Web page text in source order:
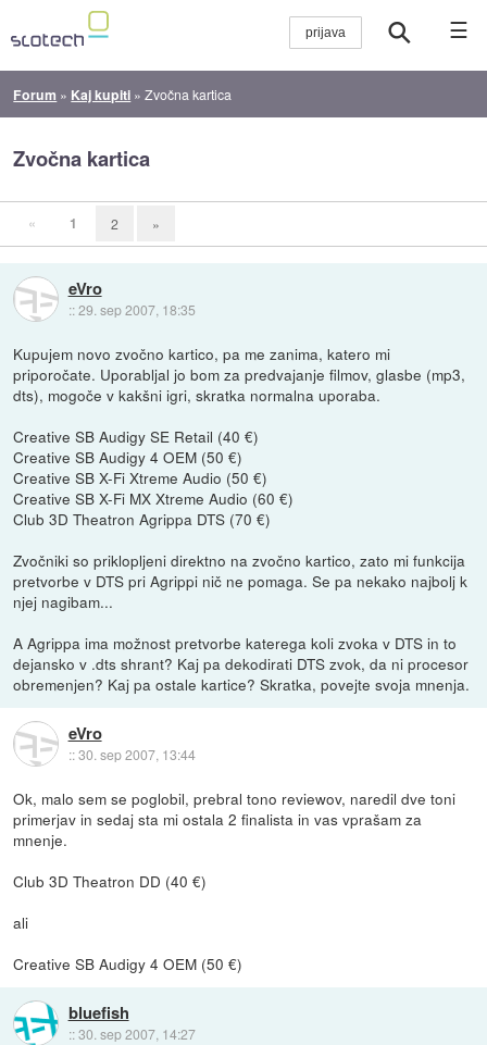
☰
Forum » Kaj kupiti »Zvočna kartica
Zvočna kartica
« 1 2 »
eVro
::29. sep 2007, 18:35
Kupujem novo zvočno kartico, pa me zanima, katero mi
priporočate. Uporabljal jo bom za predvajanje filmov, glasbe (mp3,
dts), mogoče v kakšni igri, skratka normalna uporaba.
Creative SB Audigy SE Retail (40 €)
Creative SB Audigy 4 OEM (50 €)
Creative SB X-Fi Xtreme Audio (50 €)
Creative SB X-Fi MX Xtreme Audio (60 €)
Club 3D Theatron Agrippa DTS (70 €)
Zvočniki so priklopljeni direktno na zvočno kartico, zato mi funkcija
pretvorbe v DTS pri Agrippi nič ne pomaga. Se pa nekako najbolj k
njej nagibam...
A Agrippa ima možnost pretvorbe katerega koli zvoka v DTS in to
dejansko v .dts shrant? Kaj pa dekodirati DTS zvok, da ni procesor
obremenjen? Kaj pa ostale kartice? Skratka, povejte svoja mnenja.
eVro
::30. sep 2007, 13:44
Ok, malo sem se poglobil, prebral tono reviewov, naredil dve toni
primerjav in sedaj sta mi ostala 2 finalista in vas vprašam za
mnenje.
Club 3D Theatron DD (40 €)
ali
Creative SB Audigy 4 OEM (50 €)
bluefish
::30. sep 2007, 14:27